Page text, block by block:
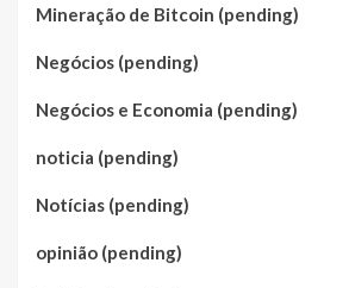
Mineração de Bitcoin (pending)
Negócios (pending)
Negócios e Economia (pending)
noticia (pending)
Notícias (pending)
opinião (pending)